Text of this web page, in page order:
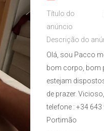
Título do
anúncio
Descrição do
Olá, sou Pacco
bom corpo, bom
estejam
de prazer.
telefone : +34 643
Portimão